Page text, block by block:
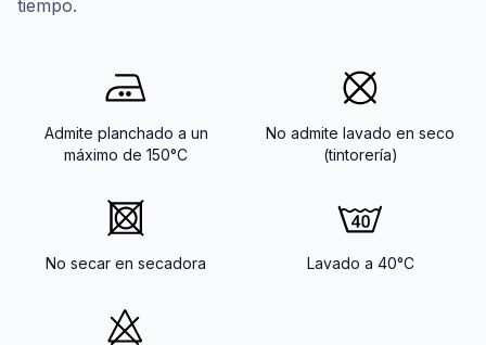
tiempo.
Admite planchado a un
máximo de 150°C
No admite lavado en seco
(tintorería)
No secar en secadora Lavado a 40°C